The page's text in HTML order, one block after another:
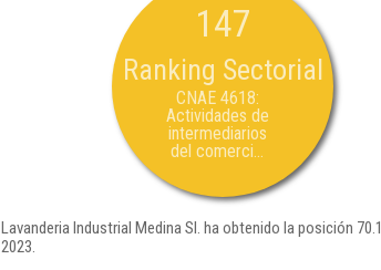
147
Ranking Sectorial
CNAE 4618:
Actividades de
intermediarios
del comerci...
Lavanderia Industrial Medina Sl. ha obtenido la posición
2023.